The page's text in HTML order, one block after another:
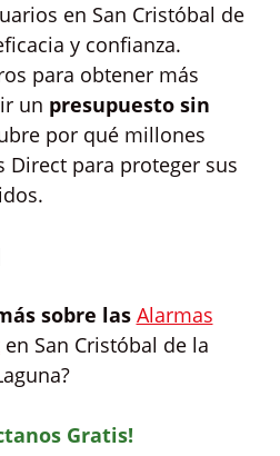
en San Cristóbal de
y confianza.
para obtener más
un presupuesto sin
por qué millones
Direct para proteger sus
sobre las Alarmas
en San Cristóbal de la
Gratis!